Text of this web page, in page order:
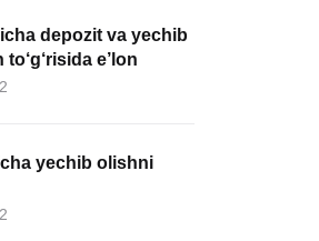
depozit va yechib
e’lon
yechib olishni